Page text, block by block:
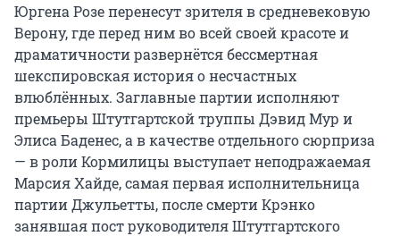
Юргена Розе перенесут зрителя в средневековую
Верону, где перед ним во всей своей красоте и
драматичности развернётся бессмертная
шекспировская история о несчастных
влюблённых. Заглавные партии исполняют
премьеры Штутгартской труппы Дэвид Мур и
Элиса Баденес, а в качестве отдельного сюрприза
— в роли Кормилицы выступает неподражаемая
Марсия Хайде, самая первая исполнительница
партии Джульетты, после смерти Крэнко
занявшая пост руководителя Штутгартского